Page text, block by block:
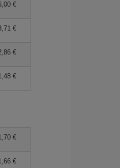
€
€
€
€
€
€